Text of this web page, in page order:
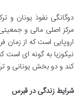
دوگانگی نفوذ یونان
مرکز اصلی مالی و
اروپایی است که از
نیکوزیا به گونه ای
کند و دو بخش یونانی و
شرایط زندگی در قبرس